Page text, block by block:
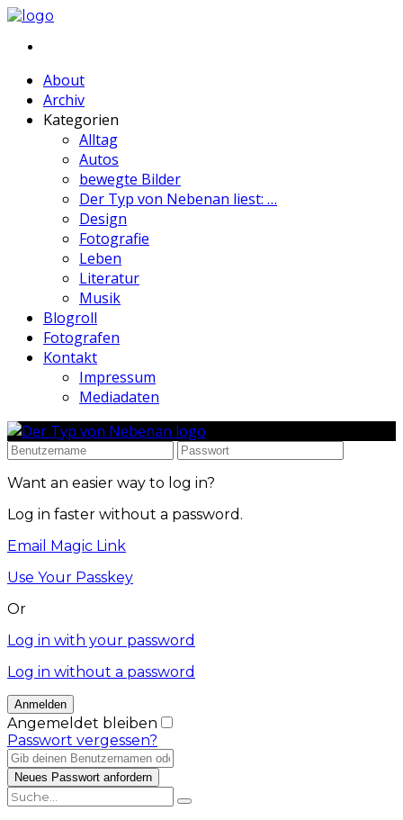
About
Archiv
Kategorien
Alltag
Autos
bewegte Bilder
Der Typ von Nebenan liest: …
Design
Fotografie
Leben
Literatur
Musik
Blogroll
Fotografen
Kontakt
Impressum
Mediadaten
Want an easier way to log in?
Log in faster without a password.
Email Magic Link
Use Your Passkey
Or
Log in with your password
Log in without a password
Angemeldet bleiben
Passwort vergessen?